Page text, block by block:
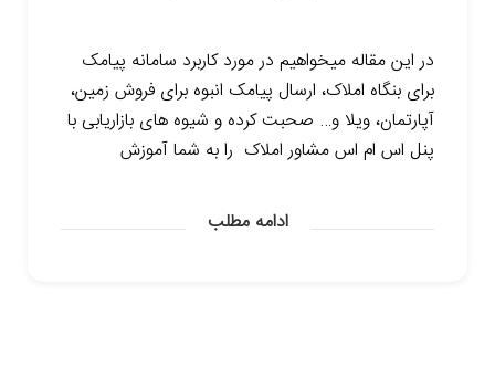
در این مقاله میخواهیم در مورد کاربرد سامانه پیامک
برای بنگاه املاک، ارسال پیامک انبوه برای فروش زمین،
آپارتمان، ویلا و… صحبت کرده و شیوه های بازاریابی با
پنل اس ام اس مشاور املاک را به شما آموزش
ادامه مطلب